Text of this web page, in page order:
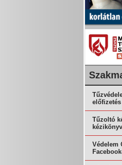
előfizetés
Tűzoltó
kézikönyv
Védelem